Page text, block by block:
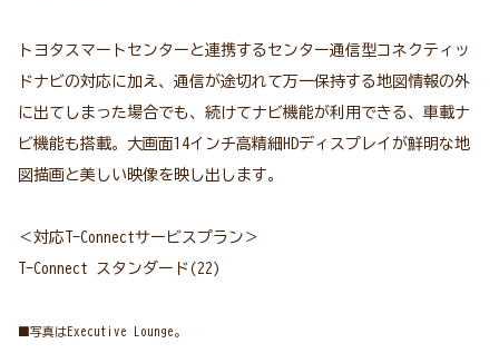
トヨタスマートセンターと連携するセンター通信型コネクティッ
ドナビの対応に加え、通信が途切れて万一保持する地図情報の外
に出てしまった場合でも、続けてナビ機能が利用できる、車載ナ
ビ機能も搭載。大画面14インチ高精細HDディスプレイが鮮明な地
図描画と美しい映像を映し出します。
＜対応T-Connectサービスプラン＞
T-Connect スタンダード(22)
■写真はExecutive Lounge。